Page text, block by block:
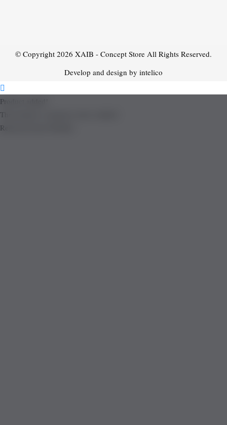
© Copyright 2026 XAIB - Concept Store All Rights Reserved.
Develop and design by intelico
Product added!
The product is already in the wishlist!
Removed from Wishlist